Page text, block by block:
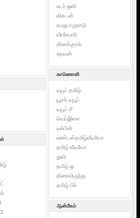
சுடர் ஒளி
விகடன்
நமது ஈழநாடு
வீரகேசரி
தினக்குரல்
உதயன்
காணொளி
டியூப் தமிழ்
யூசர் டியூப்
டியூப் சீ
வெப்இசை
டில்பின்
லண்டன்தமிழ்வீடியோ
தமிழ் வீடியோ
துவி
தமிழ் ஒ
திரைவிருந்து
தமிழ் பீக்
ஆன்மீகம்